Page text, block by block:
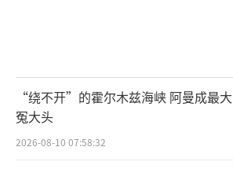
“绕不开”的霍尔木兹海峡 阿曼成最大
冤大头
2026-08-10 07:58:32